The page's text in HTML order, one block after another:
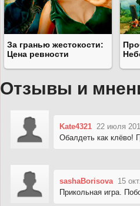
За гранью жестокости:
Цена ревности
Отзывы и
Kate4321 22 июля
Обалдеть как клёво!
sashaBorisova 15
Прикольная игра.